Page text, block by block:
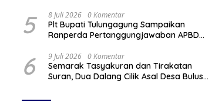
5 8 Juli 2026 0 Komentar
Plt Bupati Tulungagung Sampaikan
Ranperda Pertanggungjawaban APBD
6 9 Juli 2026 0 Komentar
Semarak Tasyakuran dan Tirakatan
Suran, Dua Dalang Cilik Asal Desa Bulus
“Gathutkaca Winisuda”